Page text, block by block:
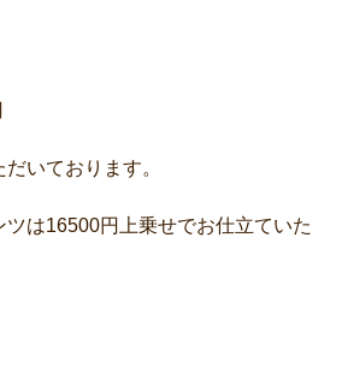
いております。
ツは16500円上乗せでお仕立ていた